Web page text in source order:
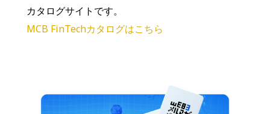
カタログサイトです。
MCB FinTechカタログはこちら